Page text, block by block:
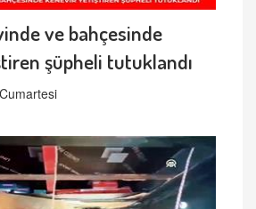
ve bahçesinde
şüpheli tutuklandı